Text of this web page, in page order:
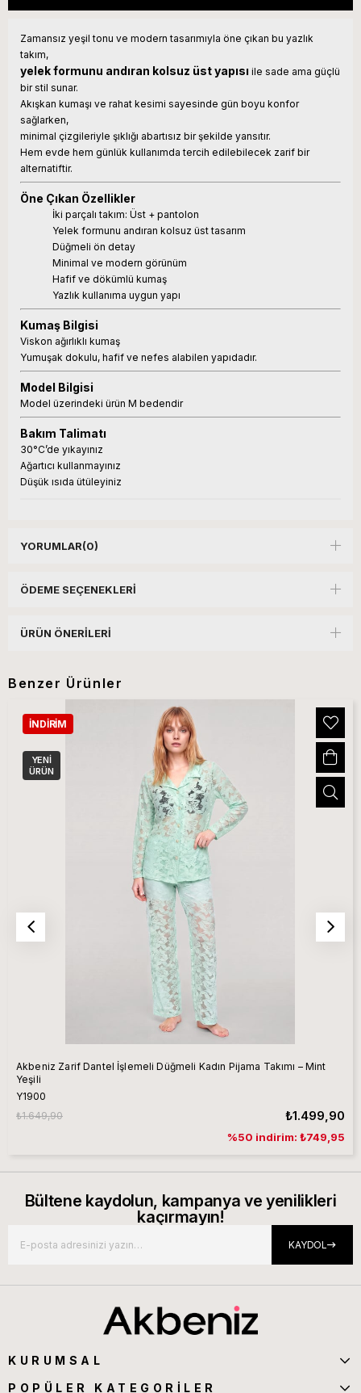
Zamansız yeşil tonu ve modern tasarımıyla öne çıkan bu yazlık
takım,
yelek formunu andıran kolsuz üst yapısı ile sade ama güçlü
bir stil sunar.
Akışkan kumaşı ve rahat kesimi sayesinde gün boyu konfor
sağlarken,
minimal çizgileriyle şıklığı abartısız bir şekilde yansıtır.
Hem evde hem günlük kullanımda tercih edilebilecek zarif bir
alternatiftir.
Öne Çıkan Özellikler
İki parçalı takım: Üst + pantolon
Yelek formunu andıran kolsuz üst tasarım
Düğmeli ön detay
Minimal ve modern görünüm
Hafif ve dökümlü kumaş
Yazlık kullanıma uygun yapı
Kumaş Bilgisi
Viskon ağırlıklı kumaş
Yumuşak dokulu, hafif ve nefes alabilen yapıdadır.
Model Bilgisi
Model üzerindeki ürün M bedendir
Bakım Talimatı
30°C’de yıkayınız
Ağartıcı kullanmayınız
Düşük ısıda ütüleyiniz
YORUMLAR(0)
ÖDEME SEÇENEKLERI
ÜRÜN ÖNERILERI
Benzer Ürünler
Akbeniz Zarif Dantel İşlemeli Düğmeli Kadın Pijama Takımı – Mint
Yeşili
Y1900
₺1.499,90
₺1.649,90
%50 indirim: ₺749,95
İNDIRIM
YENI
ÜRÜN
Bültene kaydolun, kampanya ve yenilikleri
kaçırmayın!
KAYDOL
KURUMSAL
POPÜLER KATEGORİLER